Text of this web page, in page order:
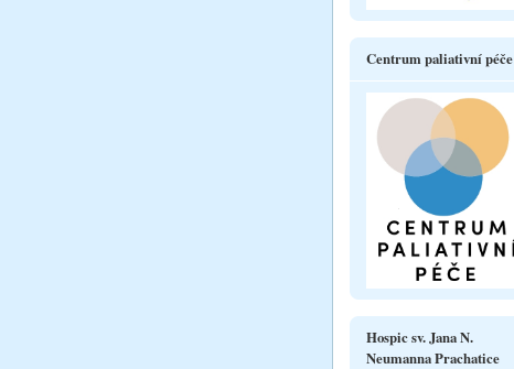
Centrum paliativní péče
Hospic sv. Jana N.
Neumanna Prachatice